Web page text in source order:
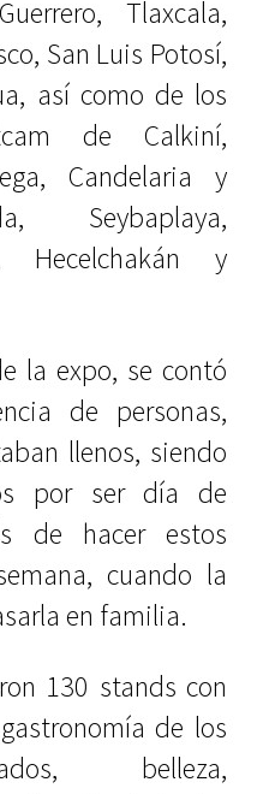
Tlaxcala,
San Luis Potosí,
así como de los
de Calkiní,
Candelaria y
Seybaplaya,
Hecelchakán y
la expo, se contó
de personas,
llenos, siendo
por ser día de
de hacer estos
cuando la
en familia.
130 stands con
de los
belleza,